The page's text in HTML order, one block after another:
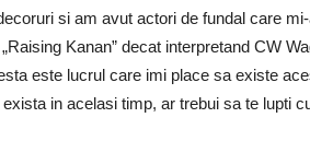
si am avut actori de fundal care
Kanan” decat interpretand CW
este lucrul care imi place sa existe
in acelasi timp, ar trebui sa te lupti